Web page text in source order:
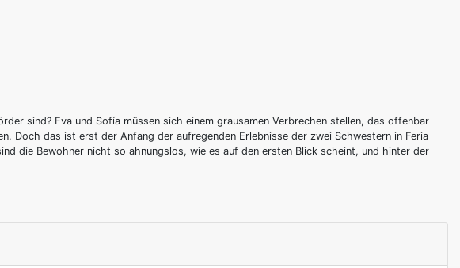
sind? Eva und Sofía müssen sich einem grausamen Verbrechen stellen, das offenbar
Doch das ist erst der Anfang der aufregenden Erlebnisse der zwei Schwestern in Feria
die Bewohner nicht so ahnungslos, wie es auf den ersten Blick scheint, und hinter der